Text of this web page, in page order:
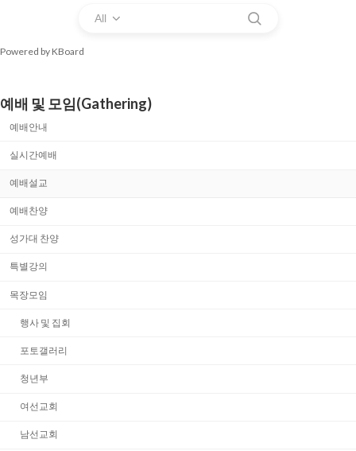
All
Powered by KBoard
예배 및 모임(Gathering)
예배안내
실시간예배
예배설교
예배찬양
성가대 찬양
특별강의
목장모임
행사 및 집회
포토갤러리
청년부
여선교회
남선교회